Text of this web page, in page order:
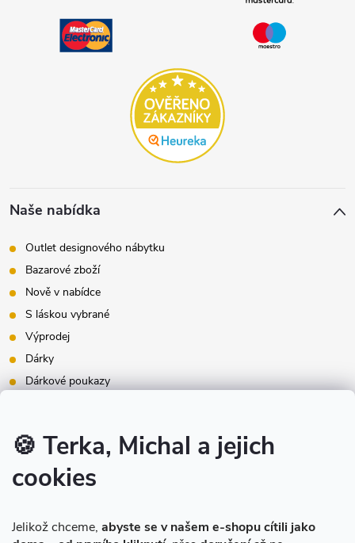
🍪 Terka, Michal a jejich
cookies
Jelikož chceme, abyste se v našem e-shopu cítili jako
Naše nabídka
Outlet designového nábytku
Bazarové zboží
Nově v nabídce
S láskou vybrané
Výprodej
Dárky
Dárkové poukazy
Instagram